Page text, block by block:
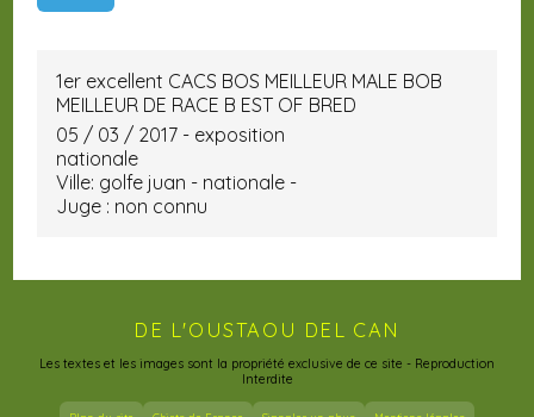
1er excellent CACS BOS MEILLEUR MALE BOB
MEILLEUR DE RACE B EST OF BRED
05 / 03 / 2017 - exposition
nationale
Ville: golfe juan - nationale -
Juge : non connu
DE L'OUSTAOU DEL CAN
Les textes et les images sont la propriété exclusive de ce site - Reproduction
Interdite